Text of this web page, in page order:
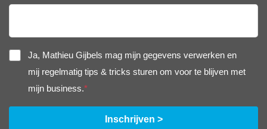
Ja, Mathieu Gijbels mag mijn gegevens verwerken en
mij regelmatig tips & tricks sturen om voor te blijven met
mijn business.*